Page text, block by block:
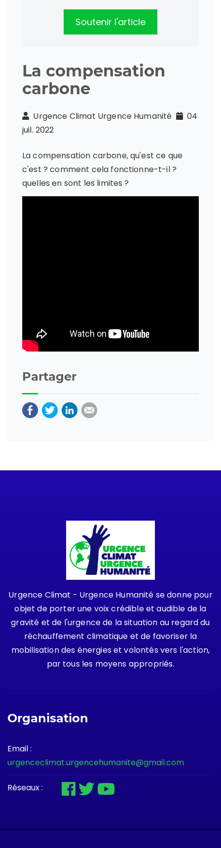
Soutenir l'article
La compensation
carbone
Urgence Climat Urgence Humanité
04
juil. 2022
La compensation carbone, qu'est ce que
c'est ? comment cela fonctionne-t-il ?
quelles en sont les limites ?
Partager
Urgence Climat - Urgence Humanité se donne pour
objet de porter une voix crédible et audible de la
gravité et de l'urgence de la situation au regard du
réchauffement climatique et de favoriser la
mobilisation des énergies et volontés vers l'action,
par tous les moyens appropriés.
Organisation
Email :
urgenceclimat.urgencehumanite@gmail.com
Réseaux :